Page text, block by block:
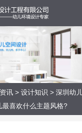
资讯 > 设计知识 > 深圳幼
最喜欢什么主题风格?